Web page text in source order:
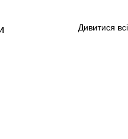
Дивитися всі